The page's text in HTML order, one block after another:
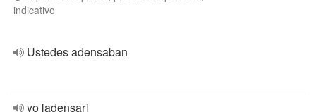
indicativo
Ustedes adensaban
yo [adensar]